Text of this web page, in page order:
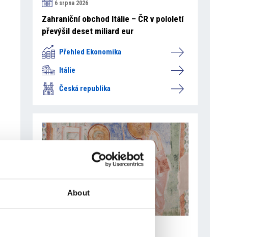
About
6 srpna 2026
Zahraniční obchod Itálie – ČR v pololetí
převýšil deset miliard eur
Přehled Ekonomika
Itálie
Česká republika